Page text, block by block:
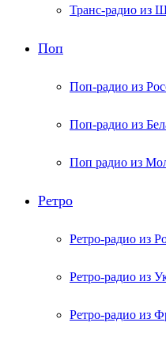
Транс-радио из
Поп
Поп-радио из
Поп-радио из
Поп радио из
Ретро
Ретро-радио из
Ретро-радио из
Ретро-радио из